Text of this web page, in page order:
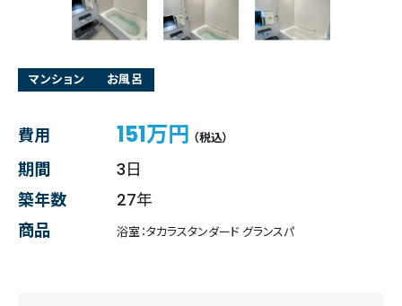
マンション お風呂
費用 151万円 （税込）
期間
3日
築年数
27年
商品
浴室：タカラスタンダード グランスパ